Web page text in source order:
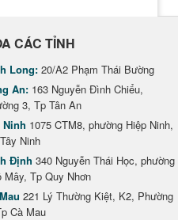
CÁC TỈNH
Long: 20/A2 Phạm Thái Bường
An: 163 Nguyễn Đình Chiểu,
3, Tp Tân An
Ninh 1075 CTM8, phường Hiệp Ninh,
Ninh
Định 340 Nguyễn Thái Học, phường
Mây, Tp Quy Nhơn
221 Lý Thường Kiệt, K2, Phường
Cà Mau